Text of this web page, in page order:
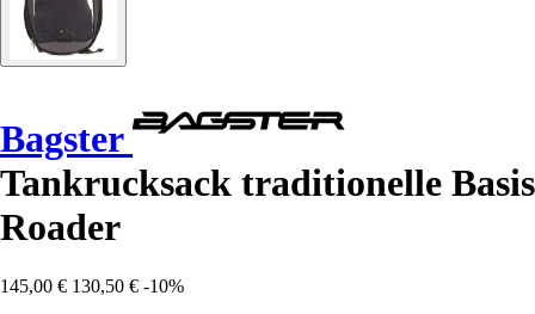
Bagster
Tankrucksack traditionelle Basis
Roader
145,00 € 130,50 € -10%